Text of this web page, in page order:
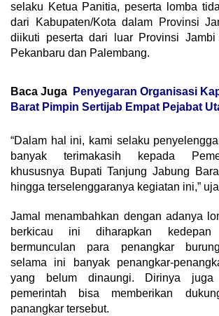
selaku Ketua Panitia, peserta lomba
dari Kabupaten/Kota dalam Provinsi
diikuti peserta dari luar Provinsi Jambi
Pekanbaru dan Palembang.
Baca Juga
Penyegaran Organisasi
Barat Pimpin Sertijab Empat Pejabat
“Dalam hal ini, kami selaku
banyak terimakasih kepada
khususnya Bupati Tanjung Jabung
hingga terselenggaranya kegiatan ini,”
Jamal menambahkan dengan adanya
berkicau ini diharapkan
bermunculan para penangkar
selama ini banyak penangkar-
yang belum dinaungi. Dirinya juga
pemerintah bisa memberikan
panangkar tersebut.